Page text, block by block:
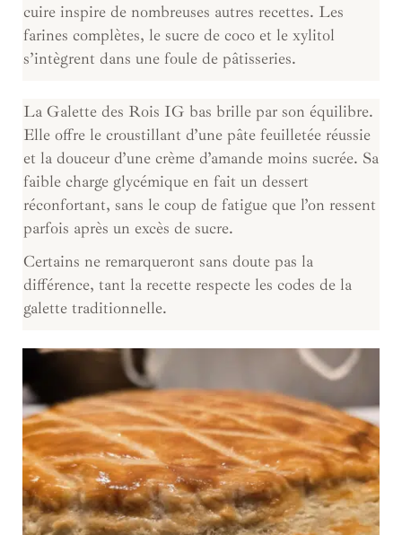
cuire inspire de nombreuses autres recettes. Les
farines complètes, le sucre de coco et le xylitol
s’intègrent dans une foule de pâtisseries.
La Galette des Rois IG bas brille par son équilibre.
Elle offre le croustillant d’une pâte feuilletée réussie
et la douceur d’une crème d’amande moins sucrée. Sa
faible charge glycémique en fait un dessert
réconfortant, sans le coup de fatigue que l’on ressent
parfois après un excès de sucre.
Certains ne remarqueront sans doute pas la
différence, tant la recette respecte les codes de la
galette traditionnelle.